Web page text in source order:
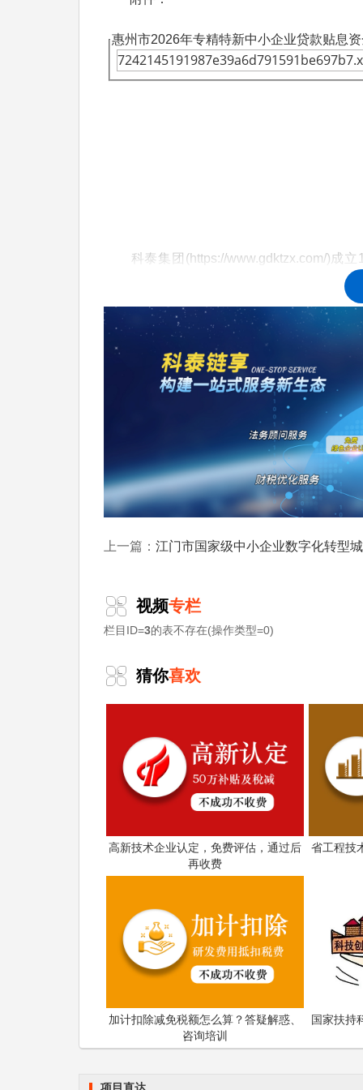
惠州市2026年专精特新中小企业贷款贴息
科泰集团(https://www.gdktzx.com/)成立
定、省市工程中心认定、省市企业技术中心
构认定、专精特新中小企业、专精特新“小
融合贯标 认证、科技型中小企业评价入库、
化 等服务。关注【科小泰】公众号，及时获
上一篇： 江门市国家级中小企业数字化转型城市试点优选产品清单（第
视频专栏
栏目ID=3的表不存在(操作类型=0)
猜你喜欢
高新技术企业认定，免费评估，通过后
再收费
省工程技
加计扣除减免税额怎么算？答疑解惑、
咨询培训
国家扶持